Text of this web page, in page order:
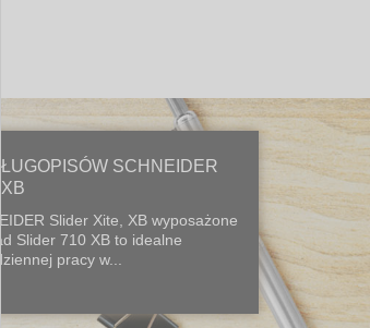
SCHNEIDER
Slider Xite, XB wyposażone
Slider 710 XB to idealne
pracy w...